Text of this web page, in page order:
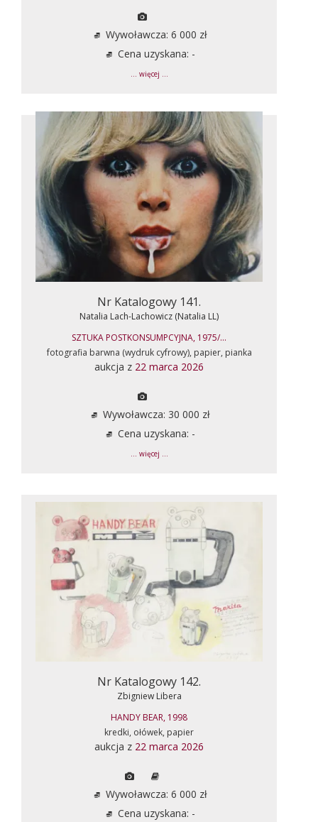
Wywoławcza: 6 000 zł
Cena uzyskana: -
... więcej ...
Nr Katalogowy 141.
Natalia Lach-Lachowicz (Natalia LL)
SZTUKA POSTKONSUMPCYJNA, 1975/...
fotografia barwna (wydruk cyfrowy), papier, pianka
aukcja z 22 marca 2026
Wywoławcza: 30 000 zł
Cena uzyskana: -
... więcej ...
Nr Katalogowy 142.
Zbigniew Libera
HANDY BEAR, 1998
kredki, ołówek, papier
aukcja z 22 marca 2026
Wywoławcza: 6 000 zł
Cena uzyskana: -